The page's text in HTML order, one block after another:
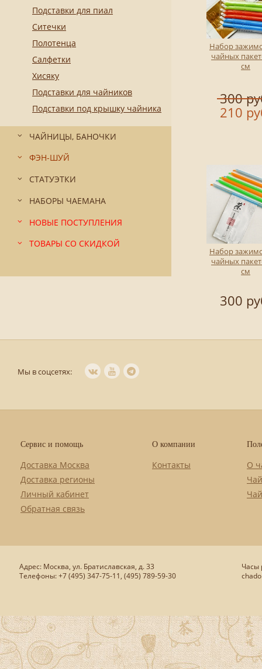
Подставки для пиал
Ситечки
Полотенца
Салфетки
Хисяку
Подставки для чайников
Подставки под крышку чайника
ЧАЙНИЦЫ, БАНОЧКИ
ФЭН-ШУЙ
СТАТУЭТКИ
НАБОРЫ ЧАЕМАНА
НОВЫЕ ПОСТУПЛЕНИЯ
ТОВАРЫ СО СКИДКОЙ
Набор
чайных
см
300
210
Набор
чайных
см
300
Мы в соцсетях:
Сервис и помощь
Доставка Москва
Доставка регионы
Личный кабинет
Обратная связь
О компании
Контакты
О
Адрес: Москва, ул. Братиславская, д. 33
Телефоны: +7 (495) 347-75-11, (495) 789-59-30
Часы